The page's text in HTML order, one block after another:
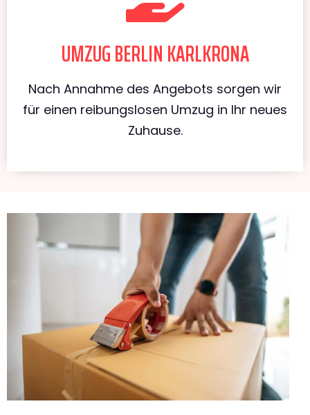
UMZUG BERLIN KARLKRONA
Nach Annahme des Angebots sorgen wir
für einen reibungslosen Umzug in Ihr neues
Zuhause.